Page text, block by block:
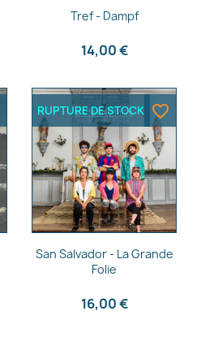
Aperçu rapide
Tref - Dampf
14,00 €
Aperçu rapide
San Salvador - La Grande
Folie
16,00 €
RUPTURE DE STOCK favorite_border